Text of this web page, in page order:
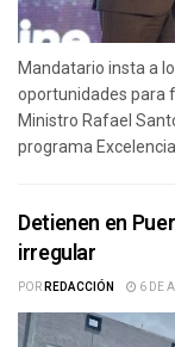
Mandatario insta a
oportunidades para
Ministro Rafael
programa
Detienen en
irregular
PORREDACCIÓN 6 DE